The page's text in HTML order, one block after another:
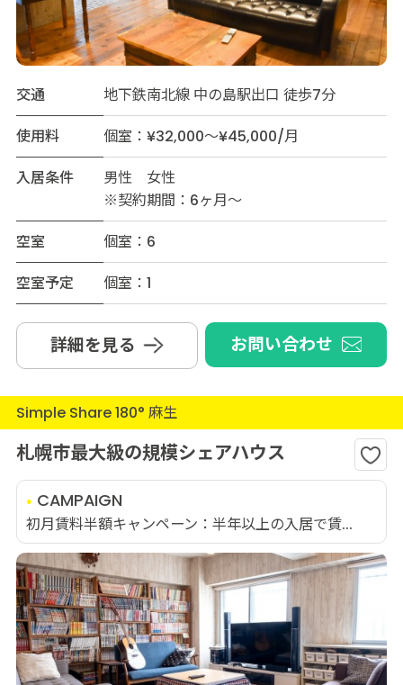
交通
地下鉄南北線 中の島駅出口 徒歩7分
使用料
個室：¥32,000～¥45,000/月
入居条件
男性 女性
※契約期間：6ヶ月〜
空室
個室：6
空室予定
個室：1
詳細を見る お問い合わせ
Simple Share 180° 麻生
札幌市最大級の規模シェアハウス
CAMPAIGN
初月賃料半額キャンペーン：半年以上の入居で賃...